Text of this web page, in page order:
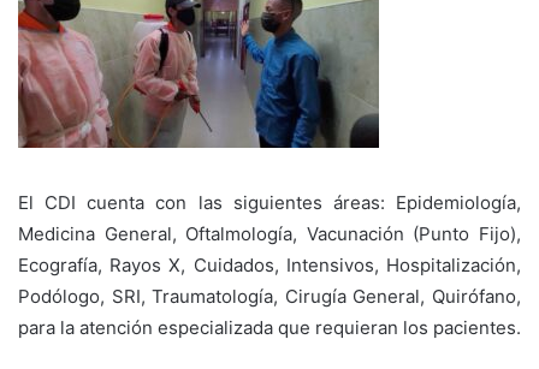
El CDI cuenta con las siguientes áreas: Epidemiología,
Medicina General, Oftalmología, Vacunación (Punto Fijo),
Ecografía, Rayos X, Cuidados, Intensivos, Hospitalización,
Podólogo, SRI, Traumatología, Cirugía General, Quirófano,
para la atención especializada que requieran los pacientes.